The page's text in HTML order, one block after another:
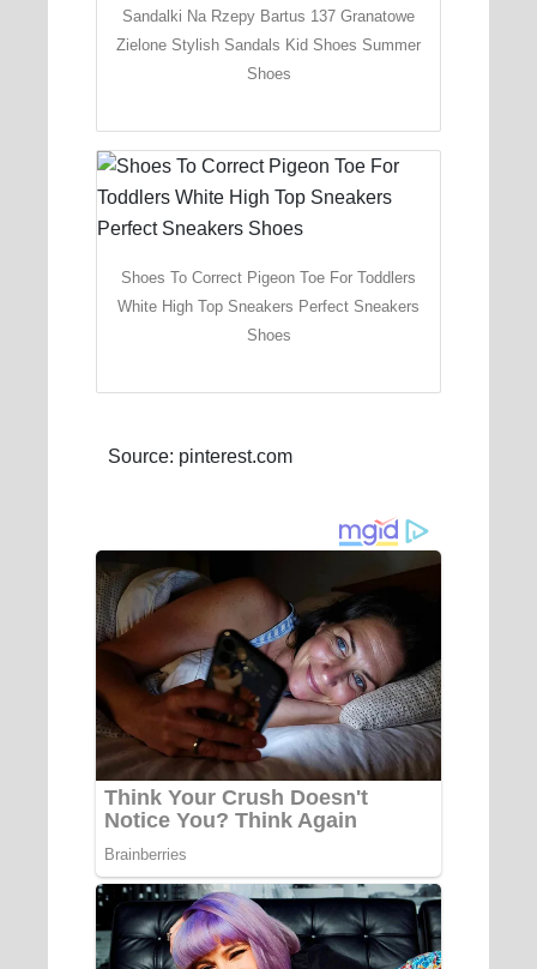
Sandalki Na Rzepy Bartus 137 Granatowe
Zielone Stylish Sandals Kid Shoes Summer
Shoes
Shoes To Correct Pigeon Toe For Toddlers
White High Top Sneakers Perfect Sneakers
Shoes
Source: pinterest.com